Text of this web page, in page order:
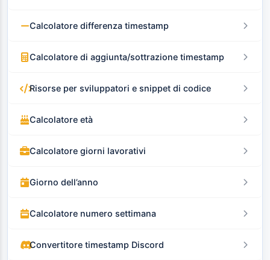
Calcolatore differenza timestamp
Calcolatore di aggiunta/sottrazione timestamp
Risorse per sviluppatori e snippet di codice
Calcolatore età
Calcolatore giorni lavorativi
Giorno dell’anno
Calcolatore numero settimana
Convertitore timestamp Discord